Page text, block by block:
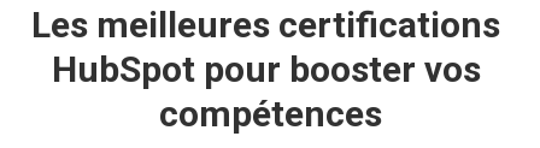
Les meilleures certifications
HubSpot pour booster vos
compétences